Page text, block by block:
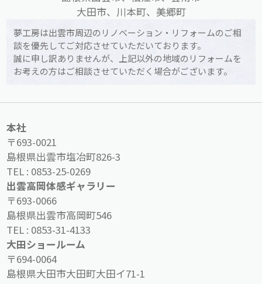
大田市、川本町、美郷町
夢工房は出雲市周辺のリノベーション・リフォームのご相
談を優先してご対応させていただいております。
誠に申し訳ありませんが、上記以外の地域のリフォームを
お考えの方はご相談させていただく場合がございます。
本社
〒693-0021
島根県出雲市塩冶町826-3
TEL : 0853-25-0269
出雲高岡体感ギャラリー
〒693-0066
島根県出雲市高岡町546
TEL : 0853-31-4133
大田ショールーム
〒694-0064
島根県大田市大田町大田イ71-1